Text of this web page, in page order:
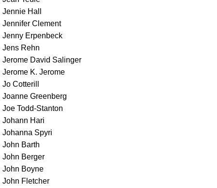
Jennie Hall
Jennifer Clement
Jenny Erpenbeck
Jens Rehn
Jerome David Salinger
Jerome K. Jerome
Jo Cotterill
Joanne Greenberg
Joe Todd-Stanton
Johann Hari
Johanna Spyri
John Barth
John Berger
John Boyne
John Fletcher